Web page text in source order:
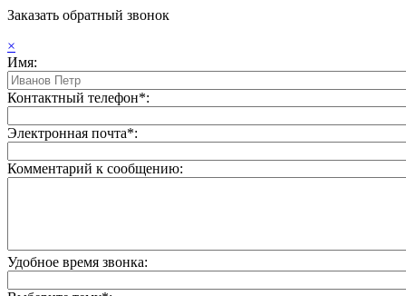
Заказать обратный звонок
×
Имя:
Контактный телефон*:
Электронная почта*:
Комментарий к сообщению:
Удобное время звонка: